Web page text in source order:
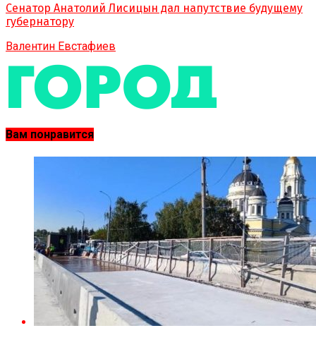
Сенатор Анатолий Лисицын дал напутствие будущему
губернатору
Валентин Евстафиев
Вам понравится